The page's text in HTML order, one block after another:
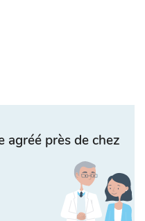
agréé près de chez